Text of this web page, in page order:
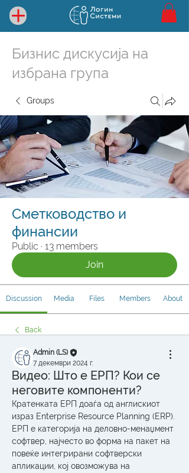
Бизнис дискусија на
избрана група
Groups
Сметководство и
финансии
Public · 13 members
Join
Discussion Media Files Members About
Back
Admin (LS)
7 декември 2024 г.
Видео: Што е ЕРП? Кои се
неговите компоненти?
Кратенката ЕРП доаѓа од англискиот
израз Enterprise Resource Planning (ERP).
ЕРП е категорија на деловно-менаџмент
софтвер, најчесто во форма на пакет на
повеќе интегрирани софтверски
апликации, кој овозможува на